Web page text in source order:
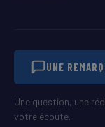
UNE
Une question, une
votre écoute.